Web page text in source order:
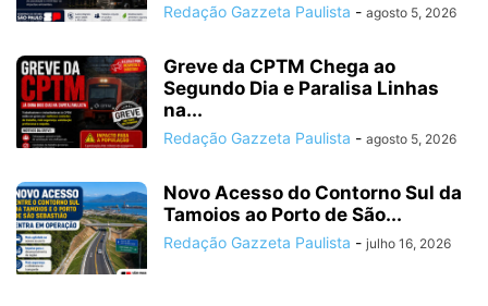
Redação Gazzeta Paulista - agosto 5, 2026
Greve da CPTM Chega ao
Segundo Dia e Paralisa Linhas
na...
Redação Gazzeta Paulista - agosto 5, 2026
Novo Acesso do Contorno Sul da
Tamoios ao Porto de São...
Redação Gazzeta Paulista - julho 16, 2026